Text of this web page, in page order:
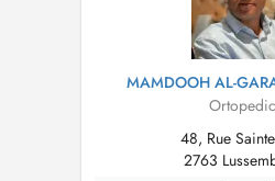
MAMDOOH AL-
48, Rue
2763